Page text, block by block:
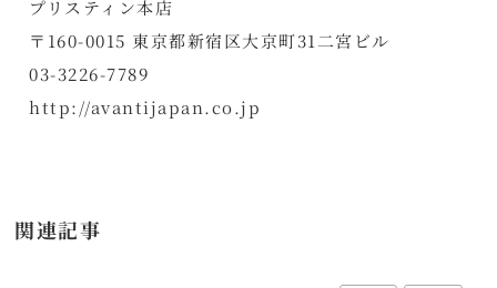
プリスティン本店
〒160-0015 東京都新宿区大京町31二宮ビル
03-3226-7789
http://avantijapan.co.jp
関連記事